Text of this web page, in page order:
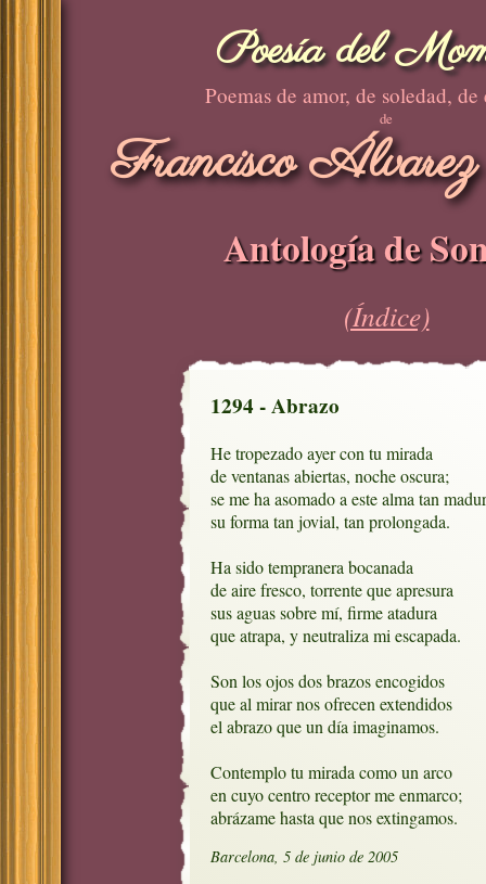
Poesía del
Poemas de amor, de soledad, de
de
Francisco
Antología de
(Índice)
1294 - Abrazo
He tropezado ayer con tu mirada
de ventanas abiertas, noche oscura;
se me ha asomado a este alma tan
su forma tan jovial, tan prolongada.
Ha sido tempranera bocanada
de aire fresco, torrente que apresura
sus aguas sobre mí, firme atadura
que atrapa, y neutraliza mi escapada.
Son los ojos dos brazos encogidos
que al mirar nos ofrecen extendidos
el abrazo que un día imaginamos.
Contemplo tu mirada como un arco
en cuyo centro receptor me enmarco;
abrázame hasta que nos extingamos.
Barcelona, 5 de junio de 2005